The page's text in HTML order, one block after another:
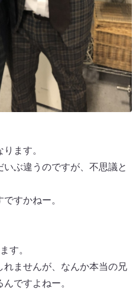
ます。
ぶ違うのですが、不思議と
すかねー。
す。
ませんが、なんか本当の兄
ですよねー。